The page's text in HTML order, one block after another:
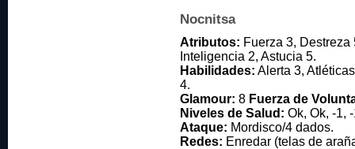
Nocnitsa
Atributos: Fuerza 3,
Inteligencia 2, Astucia 5.
Habilidades: Alerta 3,
4.
Glamour: 8 Fuerza de
Niveles de Salud: Ok, Ok, -1,
Ataque: Mordisco/4 dados.
Redes: Enredar (telas de